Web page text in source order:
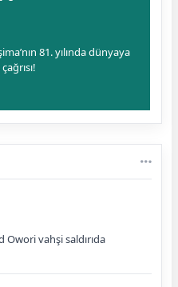
81. yılında dünyaya
vahşi saldırıda